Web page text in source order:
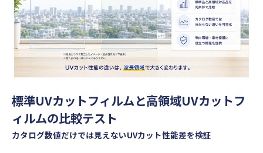
標準UVカットフィルムと高領域UVカットフ
ィルムの比較テスト
カタログ数値だけでは見えないUVカット性能差を検証